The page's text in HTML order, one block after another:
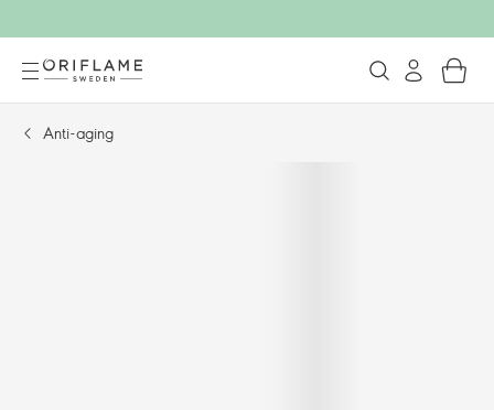
Anti-aging